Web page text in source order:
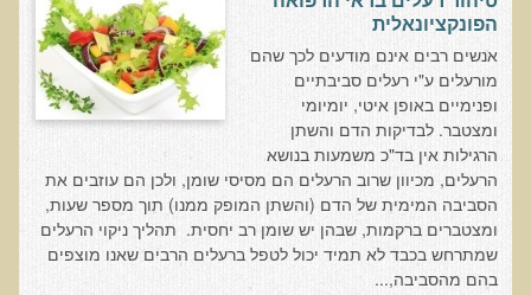
סדנאות מעמיקות להסמכה
טיהור רעלים
שאלות ותשובות מסדנת טיהור רעלים
רכישת סדנת טיהור רעלים
תגובות ממשתתפי סדנת טיהור רעלים
סודות העיכול
שאלות ותשובות מסדנת סודות העיכול
רכישת סדנת סודות העיכול
הפונקציונאלית
אנשים רבים אינם מודעים לכך שהם
מורעלים ע"י רעלים סביבתיים
ופנימיים באופן איטי, יומיומי
ומצטבר. לבדיקות הדם והשתן
הרגילות אין בד"כ משמעות בנושא
הרעלים, מכיוון שרוב הרעלים הם מסיסי שומן, ולכן הם עוזבים את
הסביבה המימית של הדם (והשתן המופק ממנו) תוך מספר שעות,
ומצטברים ברקמות, שבהן יש שומן רב יחסית. תהליך ניקוי הרעלים
שמתרחש בכבד לא תמיד יכול לטפל ברעלים הרבים שאנו מוצפים
בהם מהסביבה,...